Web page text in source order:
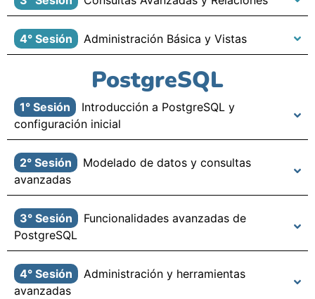
4° Sesión Administración Básica y Vistas
PostgreSQL
1° Sesión
Introducción a PostgreSQL y
configuración inicial
2° Sesión
Modelado de datos y consultas
avanzadas
3° Sesión
Funcionalidades avanzadas de
PostgreSQL
4° Sesión
Administración y herramientas
avanzadas